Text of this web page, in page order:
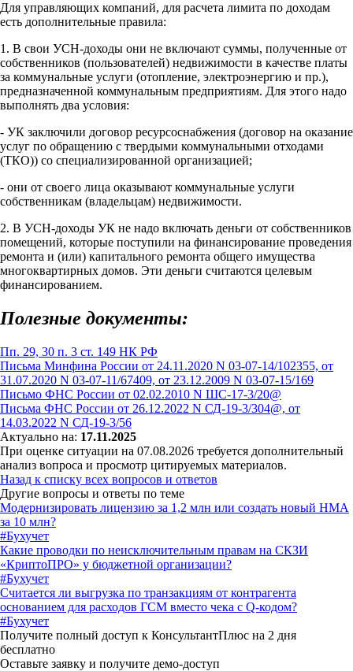
Для управляющих компаний, для расчета лимита по доходам
есть дополнительные правила:
1. В свои УСН-доходы они не включают суммы, полученные от
собственников (пользователей) недвижимости в качестве платы
за коммунальные услуги (отопление, электроэнергию и пр.),
предназначенной коммунальным предприятиям. Для этого надо
выполнять два условия:
- УК заключили договор ресурсоснабжения (договор на оказание
услуг по обращению с твердыми коммунальными отходами
(ТКО)) со специализированной организацией;
- они от своего лица оказывают коммунальные услуги
собственникам (владельцам) недвижимости.
2. В УСН-доходы УК не надо включать деньги от собственников
помещений, которые поступили на финансирование проведения
ремонта и (или) капитального ремонта общего имущества
многоквартирных домов. Эти деньги считаются целевым
финансированием.
Полезные документы:
Пп. 29, 30 п. 3 ст. 149 НК РФ
Письма Минфина России от 24.11.2020 N 03-07-14/102355, от
31.07.2020 N 03-07-11/67409, от 23.12.2009 N 03-07-15/169
Письмо ФНС России от 02.02.2010 N ШС-17-3/20@
Письма ФНС России от 26.12.2022 N СД-19-3/304@, от
14.03.2022 N СД-19-3/56
Актуально на: 17.11.2025
При оценке ситуации на 07.08.2026 требуется дополнительный
анализ вопроса и просмотр цитируемых материалов.
Назад к списку всех вопросов и ответов
Другие вопросы и ответы по теме
Модернизировать лицензию за 1,2 млн или создать новый НМА
за 10 млн?
#Бухучет
Какие проводки по неисключительным правам на СКЗИ
«КриптоПРО» у бюджетной организации?
#Бухучет
Считается ли выгрузка по транзакциям от контрагента
основанием для расходов ГСМ вместо чека с Q-кодом?
#Бухучет
Получите полный доступ к КонсультантПлюс на 2 дня
бесплатно
Оставьте заявку и получите демо-доступ